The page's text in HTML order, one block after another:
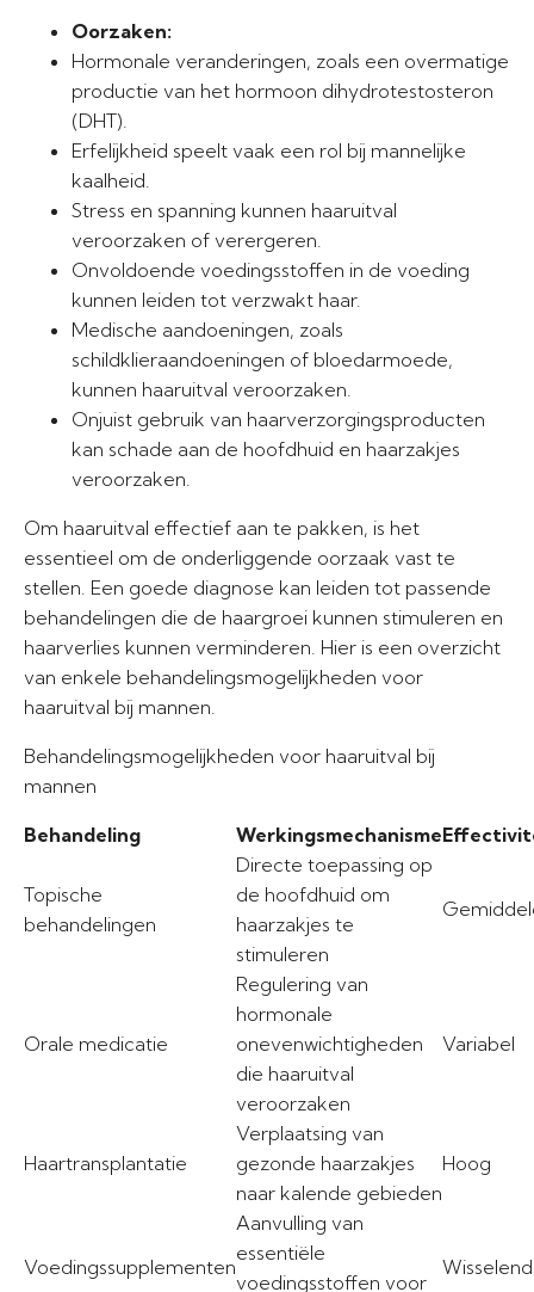
Oorzaken:
Hormonale veranderingen, zoals een overmatige
productie van het hormoon dihydrotestosteron
(DHT).
Erfelijkheid speelt vaak een rol bij mannelijke
kaalheid.
Stress en spanning kunnen haaruitval
veroorzaken of verergeren.
Onvoldoende voedingsstoffen in de voeding
kunnen leiden tot verzwakt haar.
Medische aandoeningen, zoals
schildklieraandoeningen of bloedarmoede,
kunnen haaruitval veroorzaken.
Onjuist gebruik van haarverzorgingsproducten
kan schade aan de hoofdhuid en haarzakjes
veroorzaken.
Om haaruitval effectief aan te pakken, is het
essentieel om de onderliggende oorzaak vast te
stellen. Een goede diagnose kan leiden tot passende
behandelingen die de haargroei kunnen stimuleren en
haarverlies kunnen verminderen. Hier is een overzicht
van enkele behandelingsmogelijkheden voor
haaruitval bij mannen.
Behandelingsmogelijkheden voor haaruitval bij
mannen
Behandeling Werkingsmechanisme
Topische
behandelingen
Directe toepassing op
de hoofdhuid om
haarzakjes te
stimuleren
Orale medicatie
Regulering van
hormonale
onevenwichtigheden
die haaruitval
veroorzaken
Variabel
Haartransplantatie
Verplaatsing van
gezonde haarzakjes
naar kalende gebieden
Hoog
Voedingssupplementen
Aanvulling van
essentiële
voedingsstoffen voor
Wisselend